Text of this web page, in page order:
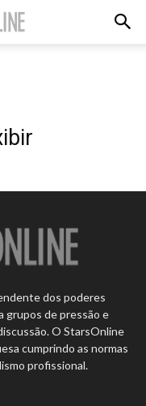
dos poderes
grupos de pressão e
O StarsOnline
cumprindo as normas
profissional.